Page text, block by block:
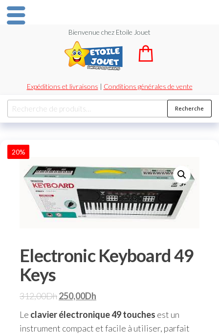
Bienvenue chez Etoile Jouet
Expéditions et livraisons | Conditions générales de vente
Recherche
20%
Electronic Keyboard 49
Keys
312,00Dh250,00Dh
Le clavier électronique 49 touches est un
instrument compact et facile à utiliser, parfait